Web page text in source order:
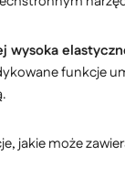
wysoka
funkcje
jakie może